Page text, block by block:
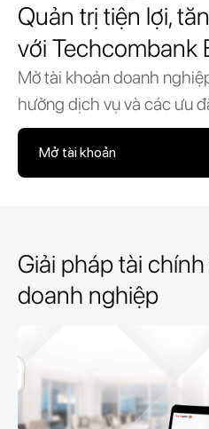
Quản trị tiện lợi,
với Techcombank
Mở tài khoản doanh
hưởng dịch vụ và các ưu
Mở tài khoản
Giải pháp tài
doanh nghiệp